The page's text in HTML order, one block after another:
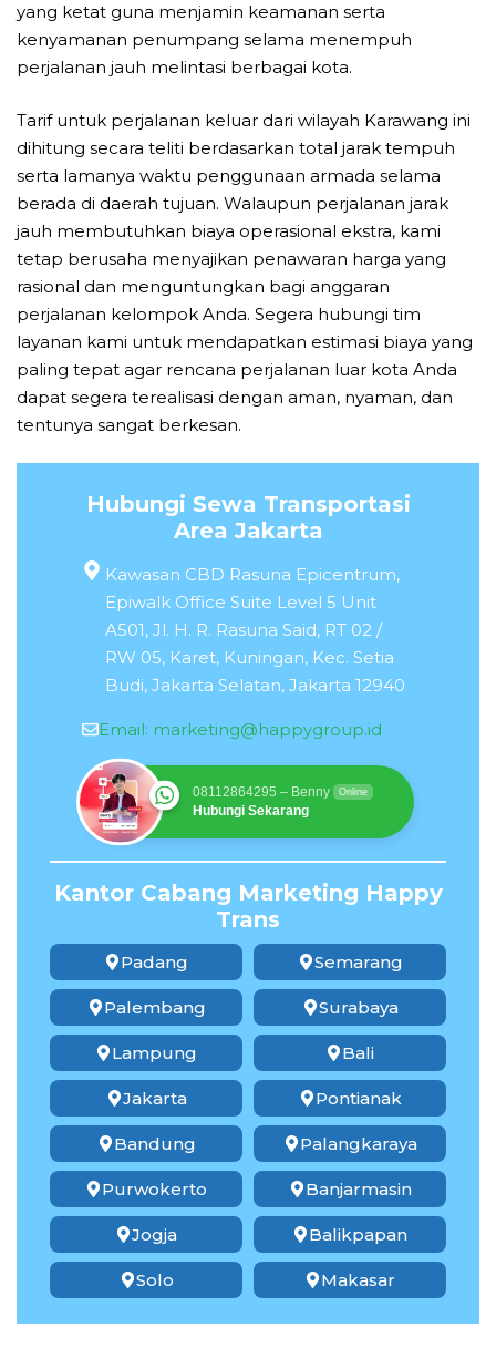
yang ketat guna menjamin keamanan serta
kenyamanan penumpang selama menempuh
perjalanan jauh melintasi berbagai kota.
Tarif untuk perjalanan keluar dari wilayah Karawang ini
dihitung secara teliti berdasarkan total jarak tempuh
serta lamanya waktu penggunaan armada selama
berada di daerah tujuan. Walaupun perjalanan jarak
jauh membutuhkan biaya operasional ekstra, kami
tetap berusaha menyajikan penawaran harga yang
rasional dan menguntungkan bagi anggaran
perjalanan kelompok Anda. Segera hubungi tim
layanan kami untuk mendapatkan estimasi biaya yang
paling tepat agar rencana perjalanan luar kota Anda
dapat segera terealisasi dengan aman, nyaman, dan
tentunya sangat berkesan.
Hubungi Sewa Transportasi
Area Jakarta
Kawasan CBD Rasuna Epicentrum,
Epiwalk Office Suite Level 5 Unit
A501, Jl. H. R. Rasuna Said, RT 02 /
RW 05, Karet, Kuningan, Kec. Setia
Budi, Jakarta Selatan, Jakarta 12940
Email: marketing@happygroup.id
08112864295 – Benny Online
Hubungi Sekarang
Kantor Cabang Marketing Happy
Trans
Padang
Palembang
Lampung
Jakarta
Bandung
Purwokerto
Jogja
Solo
Semarang
Surabaya
Bali
Pontianak
Palangkaraya
Banjarmasin
Balikpapan
Makasar